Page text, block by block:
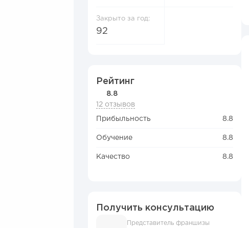
Закрыто за год:
92
Рейтинг
8.8
12 отзывов
Прибыльность 8.8
Обучение 8.8
Качество 8.8
Получить консультацию
Представитель франшизы